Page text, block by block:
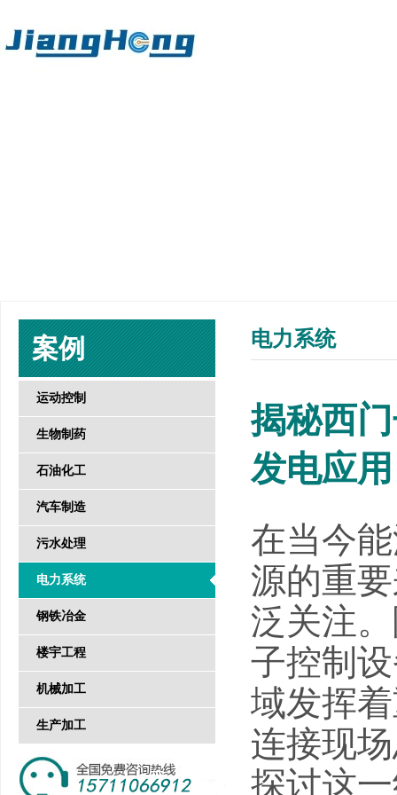
案例
运动控制
生物制药
石油化工
汽车制造
污水处理
电力系统
钢铁冶金
楼宇工程
机械加工
生产加工
电力系统
揭秘西
发电应用
在当今
源的重
泛关注
子控制
域发挥
连接现
探讨这